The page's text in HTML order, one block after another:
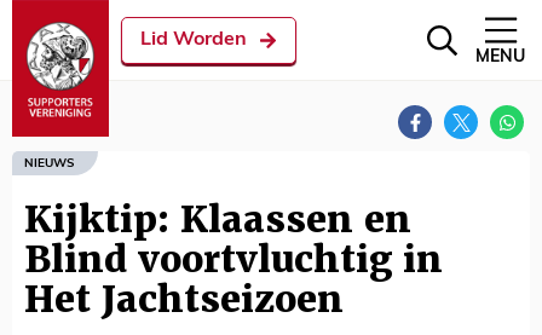
Lid Worden
MENU
NIEUWS
Kijktip: Klaassen en
Blind voortvluchtig in
Het Jachtseizoen